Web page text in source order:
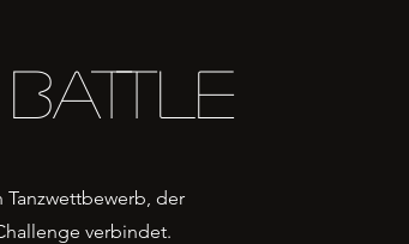
Battle
Tanzwettbewerb, der
verbindet.